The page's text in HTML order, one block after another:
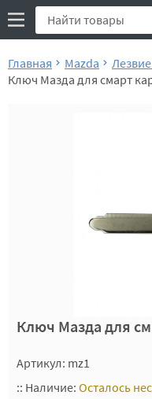
Главная Mazda
Ключ Мазда для смарт
Ключ Мазда для
Артикул: mz1
:: Наличие: Осталось